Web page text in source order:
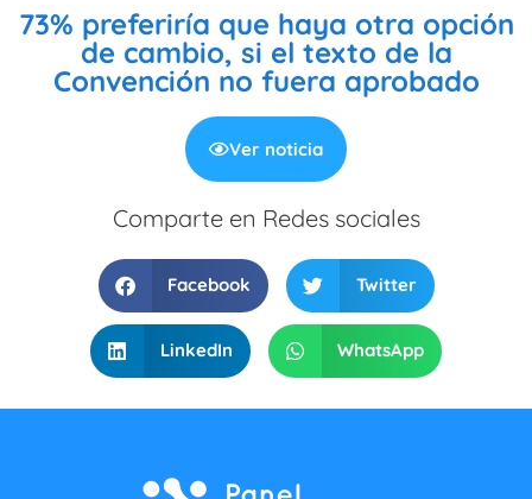
73% preferiría que haya otra opción
de cambio, si el texto de la
Convención no fuera aprobado
Ver noticia
Comparte en Redes sociales
Facebook Twitter
LinkedIn WhatsApp